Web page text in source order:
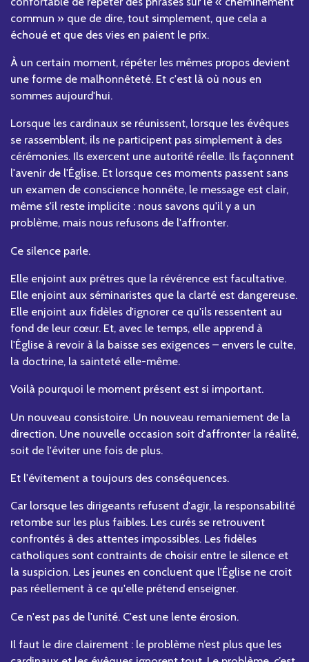
commun » que de dire, tout simplement, que cela a
échoué et que des vies en paient le prix.
À un certain moment, répéter les mêmes propos devient
une forme de malhonnêteté. Et c'est là où nous en
sommes aujourd'hui.
Lorsque les cardinaux se réunissent, lorsque les évêques
se rassemblent, ils ne participent pas simplement à des
cérémonies. Ils exercent une autorité réelle. Ils façonnent
l'avenir de l'Église. Et lorsque ces moments passent sans
un examen de conscience honnête, le message est clair,
même s'il reste implicite : nous savons qu'il y a un
problème, mais nous refusons de l'affronter.
Ce silence parle.
Elle enjoint aux prêtres que la révérence est facultative.
Elle enjoint aux séminaristes que la clarté est dangereuse.
Elle enjoint aux fidèles d'ignorer ce qu'ils ressentent au
fond de leur cœur. Et, avec le temps, elle apprend à
l'Église à revoir à la baisse ses exigences – envers le culte,
la doctrine, la sainteté elle-même.
Voilà pourquoi le moment présent est si important.
Un nouveau consistoire. Un nouveau remaniement de la
direction. Une nouvelle occasion soit d'affronter la réalité,
soit de l'éviter une fois de plus.
Et l'évitement a toujours des conséquences.
Car lorsque les dirigeants refusent d'agir, la responsabilité
retombe sur les plus faibles. Les curés se retrouvent
confrontés à des attentes impossibles. Les fidèles
catholiques sont contraints de choisir entre le silence et
la suspicion. Les jeunes en concluent que l'Église ne croit
pas réellement à ce qu'elle prétend enseigner.
Ce n'est pas de l'unité. C'est une lente érosion.
Il faut le dire clairement : le problème n’est plus que les